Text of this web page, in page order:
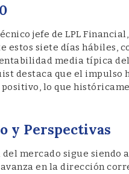
jefe de LPL
estos siete días hábiles,
media típica
destaca que el impulso
lo que
y Perspectivas
mercado sigue
en la dirección